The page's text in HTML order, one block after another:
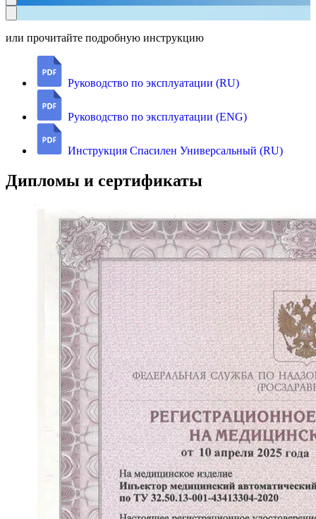
или прочитайте подробную инструкцию
Руководство по эксплуатации (RU)
Руководство по эксплуатации (ENG)
Инструкция Спасилен Универсальный (RU)
Дипломы и сертификаты